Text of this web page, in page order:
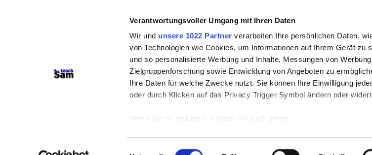
Verantwortungsvoller Umgang mit Ihren Daten
Wir und unsere 1022 Partner verarbeiten Ihre persönlichen Daten,
von Technologien wie Cookies, um Informationen auf Ihrem Gerät zu
und so personalisierte Werbung und Inhalte, Messungen von
Zielgruppenforschung sowie Entwicklung von Angeboten zu
Ihre Daten für welche Zwecke nutzt. Sie können Ihre Einwilligung
oder durch Klicken auf das Privacy Trigger Symbol ändern oder
Wenn Sie es erlauben, würden wir auch gerne:
Ihr Gerät durch aktives Scannen nach bestimmten Merkmalen
Einwilligungsauswahl
teachSam- Arbeitsbereiche:
Deutsch-Geschichte-Politik-Pädagogik -
So navigiert man auf teachSam-So sucht
braucht Werbung
Personen und Begegnungen - Ausgewähltes